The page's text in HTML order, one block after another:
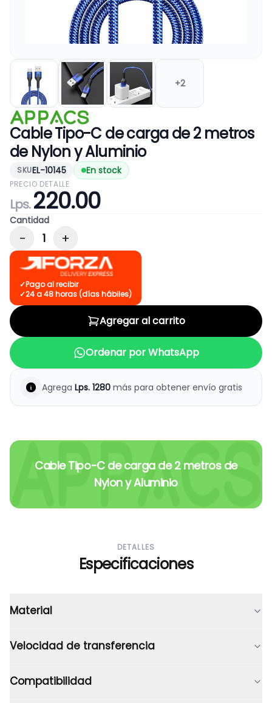
+2
Cable Tipo-C de carga de 2 metros
de Nylon y Aluminio
SKUEL-10145 En stock
PRECIO DETALLE
Lps.220.00
Cantidad
− 1 +
✓Pago al recibir
✓24 a 48 horas (días hábiles)
Agregar al carrito
Ordenar por WhatsApp
Agrega Lps. 1280 más para obtener envío gratis
Cable Tipo-C de carga de 2 metros de
Nylon y Aluminio
DETALLES
Especificaciones
Material
Velocidad de transferencia
Compatibilidad